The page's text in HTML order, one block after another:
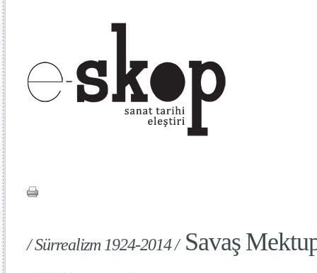
/ Sürrealizm 1924-2014 /Savaş